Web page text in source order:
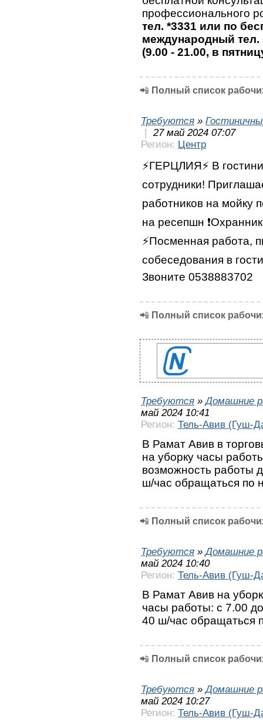
профессионального
тел. *3331 или по
международный тел.
(9.00 - 21.00, в
📲 Полный список
Требуются »
|
27 май 2024 07:07
Регион: Центр
⚡️ГЕРЦЛИЯ⚡️ В
сотрудники!
работников на мойку
на ресепшн
⚡️Посменная работа,
собеседования в
Звоните 0538883702
📲 Полный список
Требуются »Домашние
май 2024 10:41
Регион: Тель-Авив (Гуш-
В Рамат Авив в
на уборку часы
возможность работы
ш/час обращаться по
📲 Полный список
Требуются »Домашние
май 2024 10:40
Регион: Тель-Авив (Гуш-
В Рамат Авив на
часы работы: с 7.00
40 ш/час обращаться
📲 Полный список
Требуются »Домашние
май 2024 10:27
Регион: Тель-Авив (Гуш-